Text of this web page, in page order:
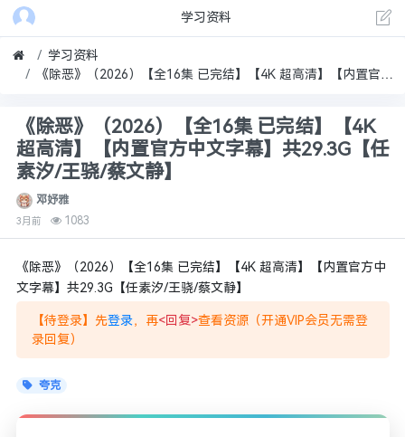
学习资料
学习资料
《除恶》（2026）【全16集 已完结】【4K 超高清】【内置官方中文字幕】共29.3G【任素汐/王骁/蔡文静】
《除恶》（2026）【全16集 已完结】【4K
超高清】【内置官方中文字幕】共29.3G【任
素汐/王骁/蔡文静】
邓妤雅
3月前 1083
《除恶》（2026）【全16集 已完结】【4K 超高清】【内置官方中
文字幕】共29.3G【任素汐/王骁/蔡文静】
【待登录】先登录，再<回复>查看资源（开通VIP会员无需登
录回复）
夸克